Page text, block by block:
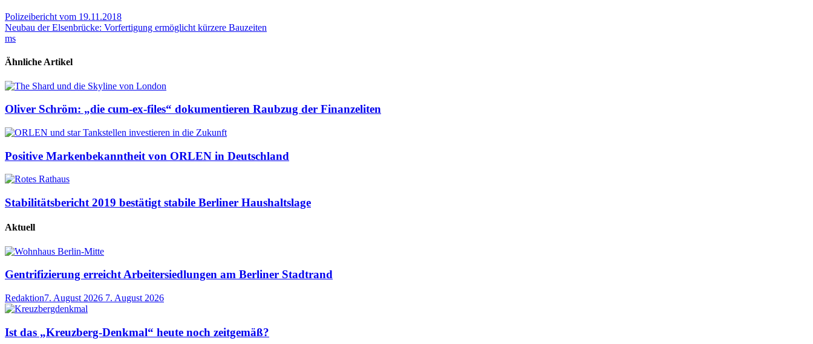
Polizeibericht vom 19.11.2018
Neubau der Elsenbrücke: Vorfertigung ermöglicht kürzere Bauzeiten
ms
Ähnliche Artikel
Oliver Schröm: „die cum-ex-files“ dokumentieren Raubzug der Finanzeliten
Positive Markenbekanntheit von ORLEN in Deutschland
Stabilitätsbericht 2019 bestätigt stabile Berliner Haushaltslage
Aktuell
Gentrifizierung erreicht Arbeitersiedlungen am Berliner Stadtrand
Redaktion7. August 2026 7. August 2026
Ist das „Kreuzberg-Denkmal“ heute noch zeitgemäß?